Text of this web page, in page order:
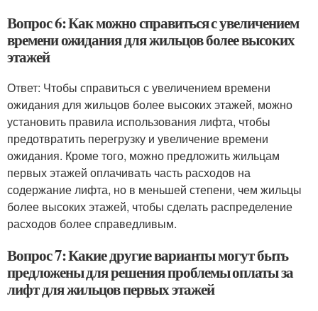
Вопрос 6: Как можно справиться с увеличением
времени ожидания для жильцов более высоких
этажей
Ответ: Чтобы справиться с увеличением времени
ожидания для жильцов более высоких этажей, можно
установить правила использования лифта, чтобы
предотвратить перегрузку и увеличение времени
ожидания. Кроме того, можно предложить жильцам
первых этажей оплачивать часть расходов на
содержание лифта, но в меньшей степени, чем жильцы
более высоких этажей, чтобы сделать распределение
расходов более справедливым.
Вопрос 7: Какие другие варианты могут быть
предложены для решения проблемы оплаты за
лифт для жильцов первых этажей